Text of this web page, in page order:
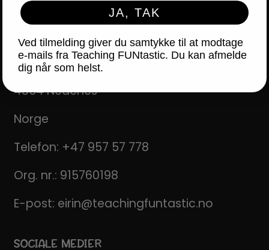
KONTAKT OS
Teaching FUNtastic
Postboks 47
4854 Nedenes
Norge
Telefon: +47 957 57 778
Org. nr.: 915760198
E-post: eirin@teachingfuntastic.no
SOCIALE MEDIER
JA, TAK
Ved tilmelding giver du samtykke til at modtage
e-mails fra Teaching FUNtastic. Du kan afmelde
dig når som helst.